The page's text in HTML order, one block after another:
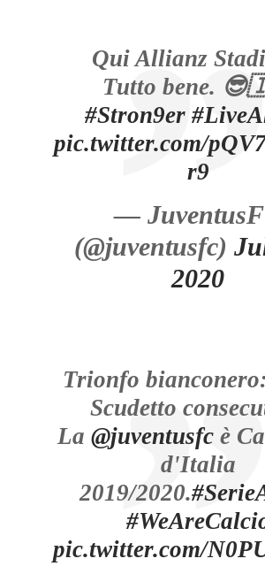
Qui Allianz
Tutto bene.
#Stron9er
pic.twitter.com/
r9
—
(@juventusfc)
2020
Trionfo
Scudetto
La @juventusfcè
d'Italia
2019/2020.
pic.twitter.com/